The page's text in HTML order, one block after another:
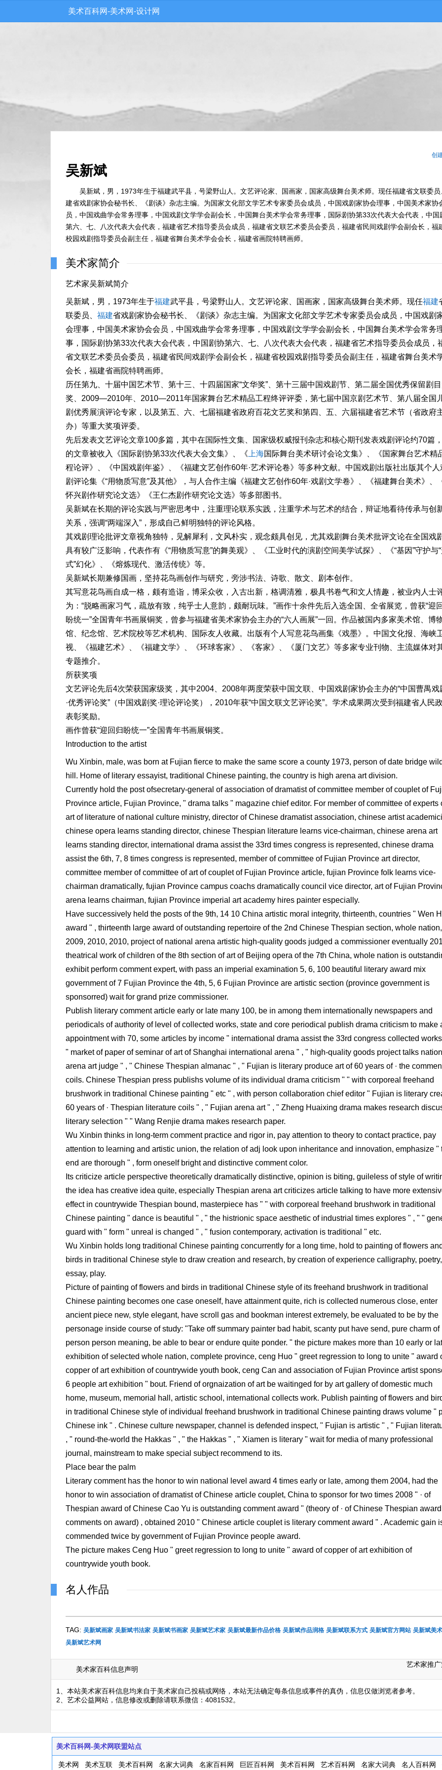
美术百科网-美术网-设计网
创
吴新斌
吴新斌，男，1973年生于福建武平县，号梁野山人。文艺评论家、国画家，国家高级舞台美术师。现任福建省文联委员
建省戏剧家协会秘书长、《剧谈》杂志主编。为国家文化部文学艺术专家委员会成员，中国戏剧家协会理事，中国美术家协
员，中国戏曲学会常务理事，中国戏剧文学学会副会长，中国舞台美术学会常务理事，国际剧协第33次代表大会代表，中国
第六、七、八次代表大会代表，福建省艺术指导委员会成员，福建省文联艺术委员会委员，福建省民间戏剧学会副会长，福
校园戏剧指导委员会副主任，福建省舞台美术学会会长，福建省画院特聘画师。
美术家简介
艺术家吴新斌简介
吴新斌，男，1973年生于福建武平县，号梁野山人。文艺评论家、国画家，国家高级舞台美术师。现任福建
联委员、 福建省戏剧家协会秘书长、《剧谈》杂志主编。为国家文化部文学艺术专家委员会成员，中国戏剧
会理事，中国美术家协会会员，中国戏曲学会常务理事，中国戏剧文学学会副会长，中国舞台美术学会常务
事，国际剧协第33次代表大会代表，中国剧协第六、七、八次代表大会代表，福建省艺术指导委员会成员，
省文联艺术委员会委员，福建省民间戏剧学会副会长，福建省校园戏剧指导委员会副主任，福建省舞台美术
会长，福建省画院特聘画师。
历任第九、十届中国艺术节、第十三、十四届国家“文华奖”、第十三届中国戏剧节、第二届全国优秀保留剧
奖、2009—2010年、2010—2011年国家舞台艺术精品工程终评评委，第七届中国京剧艺术节、第八届全国
剧优秀展演评论专家，以及第五、六、七届福建省政府百花文艺奖和第四、五、六届福建省艺术节（省政府
办）等重大奖项评委。
先后发表文艺评论文章100多篇，其中在国际性文集、国家级权威报刊杂志和核心期刊发表戏剧评论约70篇
的文章被收入《国际剧协第33次代表大会文集》、《 上海国际舞台美术研讨会论文集》、《国家舞台艺术精
程论评》、《中国戏剧年鉴》、《福建文艺创作60年·艺术评论卷》等多种文献。中国戏剧出版社出版其个人
剧评论集《“用物质写意”及其他》，与人合作主编《福建文艺创作60年·戏剧文学卷》、《福建舞台美术》、
怀兴剧作研究论文选》《王仁杰剧作研究论文选》等多部图书。
吴新斌在长期的评论实践与严密思考中，注重理论联系实践，注重学术与艺术的结合，辩证地看待传承与创
关系，强调“两端深入”，形成自己鲜明独特的评论风格。
其戏剧理论批评文章视角独特，见解犀利，文风朴实，观念颇具创见，尤其戏剧舞台美术批评文论在全国戏
具有较广泛影响，代表作有《“用物质写意”的舞美观》、《工业时代的演剧空间美学试探》、《“基因”守护与
式”幻化》、《熔炼现代、激活传统》等。
吴新斌长期兼修国画，坚持花鸟画创作与研究，旁涉书法、诗歌、散文、剧本创作。
其写意花鸟画自成一格，颇有造诣，博采众收，入古出新，格调清雅，极具书卷气和文人情趣，被业内人士
为：“脱略画家习气，疏放有致，纯乎士人意韵，颇耐玩味。”画作十余件先后入选全国、全省展览，曾获“迎
盼统一”全国青年书画展铜奖，曾参与福建省美术家协会主办的“六人画展”一回。作品被国内多家美术馆、博
馆、纪念馆、艺术院校等艺术机构、国际友人收藏。出版有个人写意花鸟画集《戏墨》。中国文化报、海峡
视、《福建艺术》、《福建文学》、《环球客家》、《客家》、《厦门文艺》等多家专业刊物、主流媒体对
专题推介。
所获奖项
文艺评论先后4次荣获国家级奖，其中2004、2008年两度荣获中国文联、中国戏剧家协会主办的“中国曹禺戏
·优秀评论奖”（中国戏剧奖·理论评论奖），2010年获“中国文联文艺评论奖”。学术成果两次受到福建省人民
表彰奖励。
画作曾获“迎回归盼统一”全国青年书画展铜奖。
Introduction to the artist
Wu Xinbin, male, was born at Fujian fierce to make the same score a county 1973, person of date bridge wild
hill. Home of literary essayist, traditional Chinese painting, the country is high arena art division.
Currently hold the post ofsecretary-general of association of dramatist of committee member of couplet of
Province article, Fujian Province, " drama talks " magazine chief editor. For member of committee of experts
art of literature of national culture ministry, director of Chinese dramatist association, chinese artist
chinese opera learns standing director, chinese Thespian literature learns vice-chairman, chinese arena art
learns standing director, international drama assist the 33rd times congress is represented, chinese drama
assist the 6th, 7, 8 times congress is represented, member of committee of Fujian Province art director,
committee member of committee of art of couplet of Fujian Province article, fujian Province folk learns vice-
chairman dramatically, fujian Province campus coachs dramatically council vice director, art of Fujian
arena learns chairman, fujian Province imperial art academy hires painter especially.
Have successively held the posts of the 9th, 14 10 China artistic moral integrity, thirteenth, countries " Wen
award " , thirteenth large award of outstanding repertoire of the 2nd Chinese Thespian section, whole nation,
2009, 2010, 2010, project of national arena artistic high-quality goods judged a commissioner eventually
theatrical work of children of the 8th section of art of Beijing opera of the 7th China, whole nation is
exhibit perform comment expert, with pass an imperial examination 5, 6, 100 beautiful literary award mix
government of 7 Fujian Province the 4th, 5, 6 Fujian Province are artistic section (province government is
sponsorred) wait for grand prize commissioner.
Publish literary comment article early or late many 100, be in among them internationally newspapers and
periodicals of authority of level of collected works, state and core periodical publish drama criticism to make
appointment with 70, some articles by income " international drama assist the 33rd congress collected
" market of paper of seminar of art of Shanghai international arena " , " high-quality goods project talks
arena art judge " , " Chinese Thespian almanac " , " Fujian is literary produce art of 60 years of · the
coils. Chinese Thespian press publishs volume of its individual drama criticism " " with corporeal freehand
brushwork in traditional Chinese painting " etc " , with person collaboration chief editor " Fujian is literary
60 years of · Thespian literature coils " , " Fujian arena art " , " Zheng Huaixing drama makes research
literary selection " " Wang Renjie drama makes research paper.
Wu Xinbin thinks in long-term comment practice and rigor in, pay attention to theory to contact practice, pay
attention to learning and artistic union, the relation of adj look upon inheritance and innovation, emphasize "
end are thorough " , form oneself bright and distinctive comment color.
Its criticize article perspective theoretically dramatically distinctive, opinion is biting, guileless of style of
the idea has creative idea quite, especially Thespian arena art criticizes article talking to have more
effect in countrywide Thespian bound, masterpiece has " " with corporeal freehand brushwork in traditional
Chinese painting " dance is beautiful " , " the histrionic space aesthetic of industrial times explores " , " "
guard with " form " unreal is changed " , " fusion contemporary, activation is traditional " etc.
Wu Xinbin holds long traditional Chinese painting concurrently for a long time, hold to painting of flowers and
birds in traditional Chinese style to draw creation and research, by creation of experience calligraphy, poetry,
essay, play.
Picture of painting of flowers and birds in traditional Chinese style of its freehand brushwork in traditional
Chinese painting becomes one case oneself, have attainment quite, rich is collected numerous close, enter
ancient piece new, style elegant, have scroll gas and bookman interest extremely, be evaluated to be by the
personage inside course of study: "Take off summary painter bad habit, scanty put have send, pure charm of
person person meaning, be able to bear or endure quite ponder. " the picture makes more than 10 early or
exhibition of selected whole nation, complete province, ceng Huo " greet regression to long to unite " award
copper of art exhibition of countrywide youth book, ceng Can and association of Fujian Province artist
6 people art exhibition " bout. Friend of orgnaization of art be waitinged for by art gallery of domestic much
home, museum, memorial hall, artistic school, international collects work. Publish painting of flowers and
in traditional Chinese style of individual freehand brushwork in traditional Chinese painting draws volume "
Chinese ink " . Chinese culture newspaper, channel is defended inspect, " Fujian is artistic " , " Fujian
, " round-the-world the Hakkas " , " the Hakkas " , " Xiamen is literary " wait for media of many professional
journal, mainstream to make special subject recommend to its.
Place bear the palm
Literary comment has the honor to win national level award 4 times early or late, among them 2004, had the
honor to win association of dramatist of Chinese article couplet, China to sponsor for two times 2008 " · of
Thespian award of Chinese Cao Yu is outstanding comment award " (theory of · of Chinese Thespian award
comments on award) , obtained 2010 " Chinese article couplet is literary comment award " . Academic gain
commended twice by government of Fujian Province people award.
The picture makes Ceng Huo " greet regression to long to unite " award of copper of art exhibition of
countrywide youth book.
名人作品
TAG: 吴新斌画家 吴新斌书法家 吴新斌书画家 吴新斌艺术家 吴新斌最新作品价格 吴新斌作品润格 吴新斌联系方式 吴新斌官方网站 吴新斌美
吴新斌艺术网
美术家百科信息声明
艺术家推广
1、本站美术家百科信息均来自于美术家自己投稿或网络，本站无法确定每条信息或事件的真伪，信息仅做浏览者参考。
2、艺术公益网站，信息修改或删除请联系微信：4081532。
美术百科网-美术网联盟站点
美术网 美术互联 美术百科网 名家大词典 名家百科网 巨匠百科网 美术百科网 艺术百科网 名家大词典 名人百科网